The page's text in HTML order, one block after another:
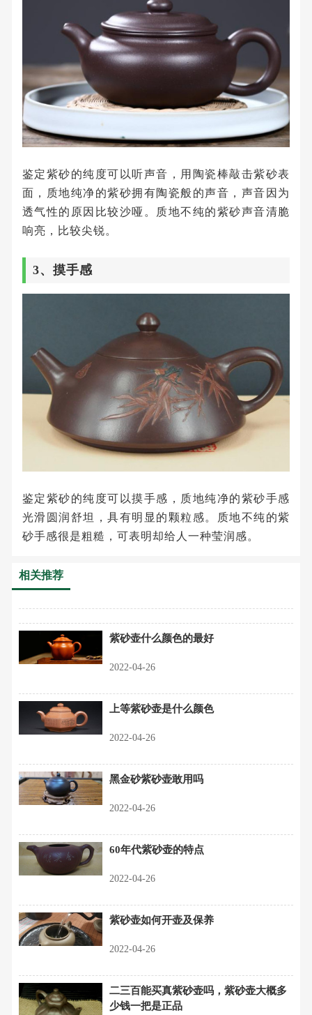
鉴定紫砂的纯度可以听声音，用陶瓷棒敲击紫砂表
面，质地纯净的紫砂拥有陶瓷般的声音，声音因为
透气性的原因比较沙哑。质地不纯的紫砂声音清脆
响亮，比较尖锐。
3、摸手感
鉴定紫砂的纯度可以摸手感，质地纯净的紫砂手感
光滑圆润舒坦，具有明显的颗粒感。质地不纯的紫
砂手感很是粗糙，可表明却给人一种莹润感。
相关推荐
紫砂壶什么颜色的最好
2022-04-26
上等紫砂壶是什么颜色
2022-04-26
黑金砂紫砂壶敢用吗
2022-04-26
60年代紫砂壶的特点
2022-04-26
紫砂壶如何开壶及保养
2022-04-26
二三百能买真紫砂壶吗，紫砂壶大概多
少钱一把是正品